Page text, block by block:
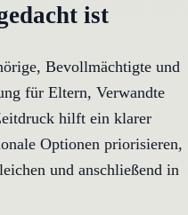
ist
Bevollmächtigte und
für Eltern, Verwandte
hilft ein klarer
Optionen priorisieren,
und anschließend in